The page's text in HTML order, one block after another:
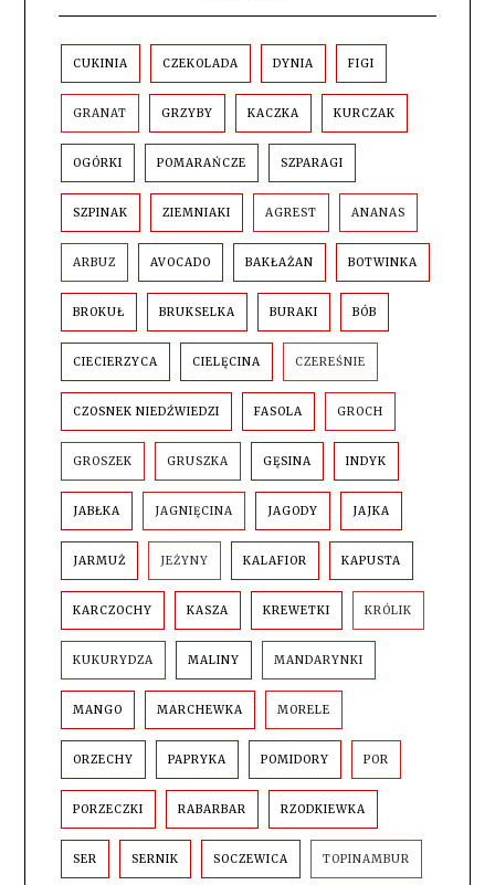
CUKINIA CZEKOLADA DYNIA FIGI
GRANAT GRZYBY KACZKA KURCZAK
OGÓRKI POMARAŃCZE SZPARAGI
SZPINAK ZIEMNIAKI AGREST ANANAS
ARBUZ AVOCADO BAKŁAŻAN BOTWINKA
BROKUŁ BRUKSELKA BURAKI BÓB
CIECIERZYCA CIELĘCINA CZEREŚNIE
CZOSNEK NIEDŹWIEDZI FASOLA GROCH
GROSZEK GRUSZKA GĘSINA INDYK
JABŁKA JAGNIĘCINA JAGODY JAJKA
JARMUŻ JEŻYNY KALAFIOR KAPUSTA
KARCZOCHY KASZA KREWETKI KRÓLIK
KUKURYDZA MALINY MANDARYNKI
MANGO MARCHEWKA MORELE
ORZECHY PAPRYKA POMIDORY POR
PORZECZKI RABARBAR RZODKIEWKA
SER SERNIK SOCZEWICA TOPINAMBUR